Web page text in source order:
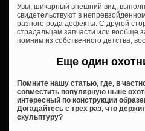
Увы, шикарный внешний вид,
свидетельствуют в
разного рода дефекты. С другой
страдальцам запчасти или вообще
помним из собственного детства,
Еще один
Помните нашу статью, где, в
совместить популярную ныне
интересный по конструкции
Догадайтесь с трех раз, что
скульптуру?